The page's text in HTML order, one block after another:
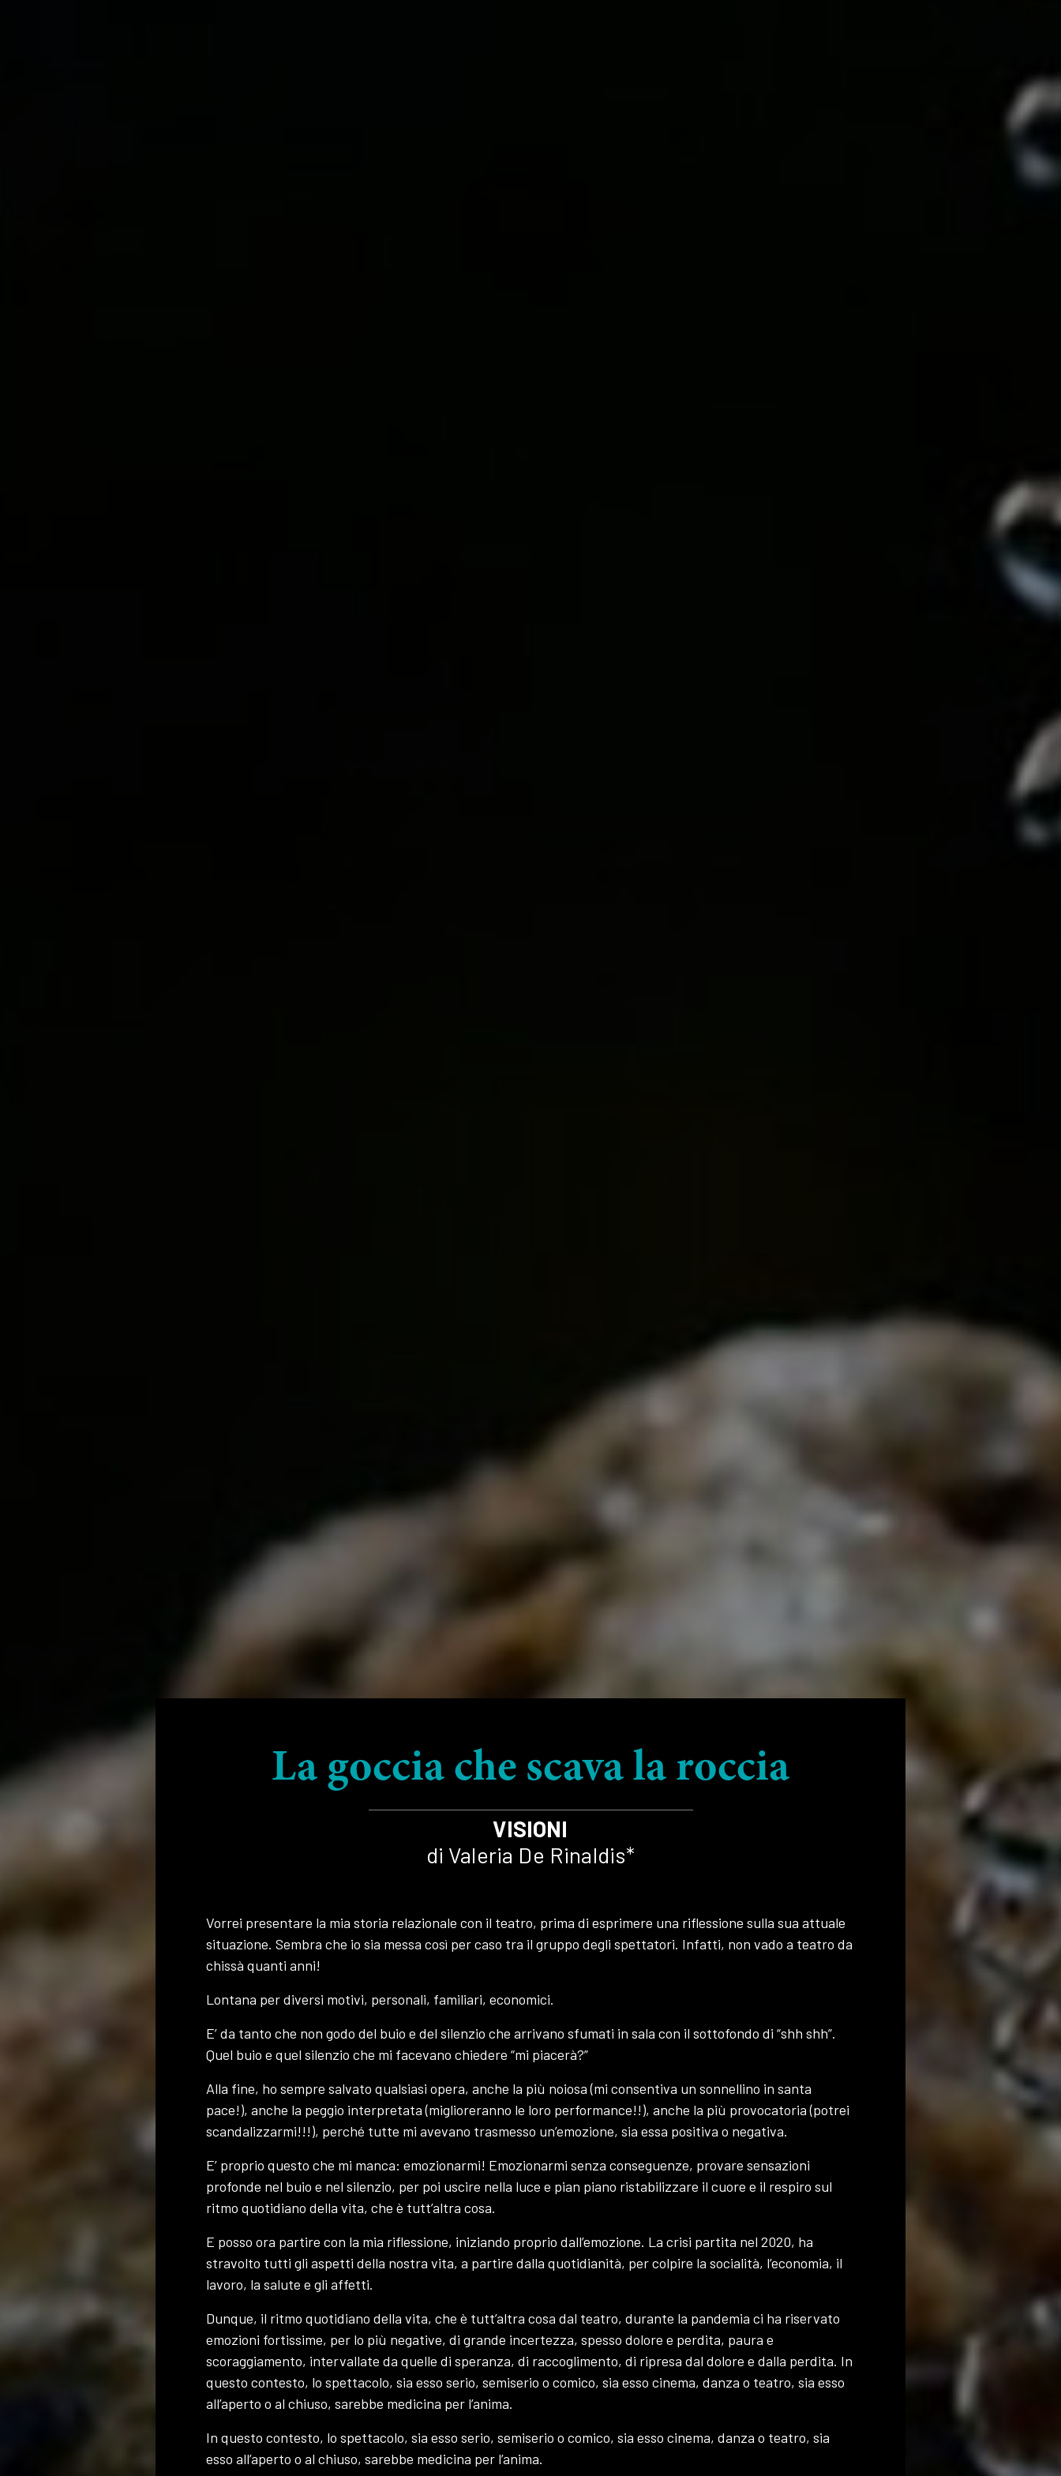
La goccia che scava la roccia
VISIONI
di Valeria De Rinaldis*
Vorrei presentare la mia storia relazionale con il teatro, prima di esprimere una riflessione sulla sua attuale
situazione. Sembra che io sia messa così per caso tra il gruppo degli spettatori. Infatti, non vado a teatro da
chissà quanti anni!
Lontana per diversi motivi, personali, familiari, economici.
E’ da tanto che non godo del buio e del silenzio che arrivano sfumati in sala con il sottofondo di “shh shh”.
Quel buio e quel silenzio che mi facevano chiedere “mi piacerà?”
Alla fine, ho sempre salvato qualsiasi opera, anche la più noiosa (mi consentiva un sonnellino in santa
pace!), anche la peggio interpretata (miglioreranno le loro performance!!), anche la più provocatoria (potrei
scandalizzarmi!!!), perché tutte mi avevano trasmesso un’emozione, sia essa positiva o negativa.
E’ proprio questo che mi manca: emozionarmi! Emozionarmi senza conseguenze, provare sensazioni
profonde nel buio e nel silenzio, per poi uscire nella luce e pian piano ristabilizzare il cuore e il respiro sul
ritmo quotidiano della vita, che è tutt’altra cosa.
E posso ora partire con la mia riflessione, iniziando proprio dall’emozione. La crisi partita nel 2020, ha
stravolto tutti gli aspetti della nostra vita, a partire dalla quotidianità, per colpire la socialità, l’economia, il
lavoro, la salute e gli affetti.
Dunque, il ritmo quotidiano della vita, che è tutt’altra cosa dal teatro, durante la pandemia ci ha riservato
emozioni fortissime, per lo più negative, di grande incertezza, spesso dolore e perdita, paura e
scoraggiamento, intervallate da quelle di speranza, di raccoglimento, di ripresa dal dolore e dalla perdita. In
questo contesto, lo spettacolo, sia esso serio, semiserio o comico, sia esso cinema, danza o teatro, sia esso
all’aperto o al chiuso, sarebbe medicina per l’anima.
In questo contesto, lo spettacolo, sia esso serio, semiserio o comico, sia esso cinema, danza o teatro, sia
esso all’aperto o al chiuso, sarebbe medicina per l’anima.